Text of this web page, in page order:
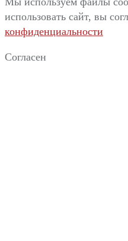
использовать сайт, вы
конфиденциальности
Согласен